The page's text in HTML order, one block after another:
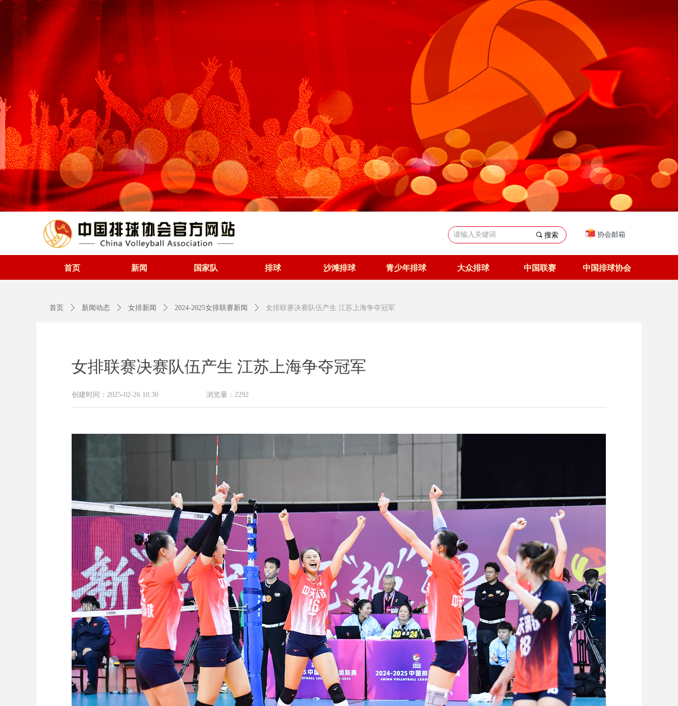
끠 搜索 协会邮箱
首页 新闻 国家队 排球 沙滩排球 青少年排球 大众排球 中国联赛 中国排球协会
女排联赛决赛队伍产生 江苏上海争夺冠军
创建时间： 2025-02-26 10:30 浏览量： 2292
首页 ꄲ 新闻动态 ꄲ 女排新闻 ꄲ 2024-2025女排联赛新闻 ꄲ 女排联赛决赛队伍产生 江苏上海争夺冠军